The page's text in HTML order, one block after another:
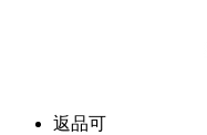
返品可